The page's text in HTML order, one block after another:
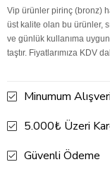
Vip ürünler pirinç (bronz)
üst kalite olan bu ürünler,
ve günlük kullanıma
taştır. Fiyatlarımıza KDV
Minumum
5.000₺ Üzeri
Güvenli Ödeme